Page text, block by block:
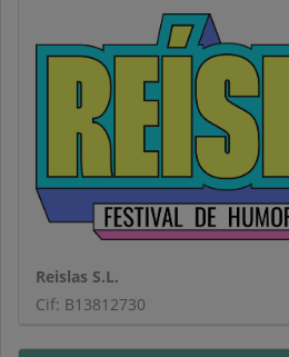
Reislas S.L.
Cif: B13812730